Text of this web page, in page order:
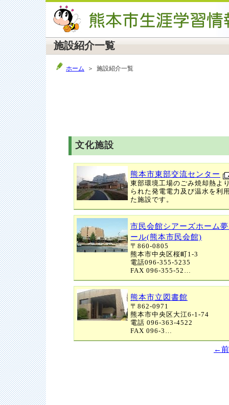
施設紹介一覧
ホーム ＞ 施設紹介一覧
文化施設
熊本市東部交流センター
東部環境工場のごみ焼却熱よ
られた発電電力及び温水を利
た施設です。
市民会館シアーズホーム
ール(熊本市民会館)
〒860-0805
熊本市中央区桜町1-3
電話096-355-5235
FAX 096-355-52…
熊本市立図書館
〒862-0971
熊本市中央区大江6-1-74
電話 096-363-4522
FAX 096-3…
←